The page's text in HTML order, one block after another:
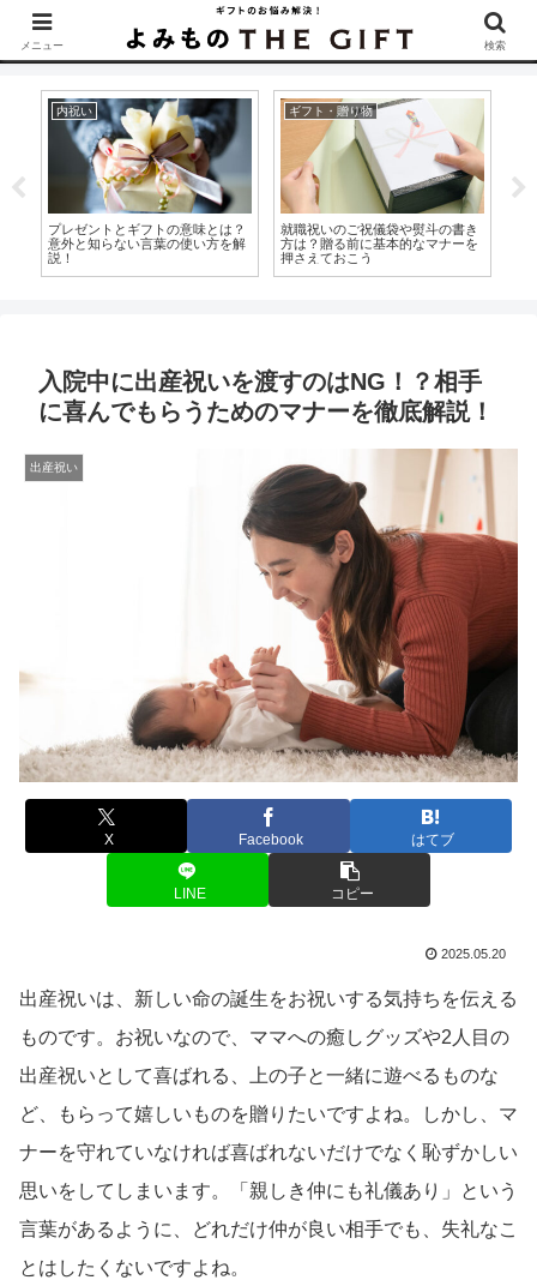
▶︎カタログギフトを探すなら『ソムリエ＠ギフト』をCheck！
ギフト・贈り物
お餞別とは？言葉の意味とプレゼ
ントする時のマナーやおすすめア
イテムを紹介！
ギフト・贈り物
結婚祝いで喜ばれるのは現金？贈
る相手別の金額の相場を紹介！
入院中に出産祝いを渡すのはNG！？相手
に喜んでもらうためのマナーを徹底解説！
出産祝い
X Facebook はてブ
LINE コピー
2025.05.20
出産祝いは、新しい命の誕生をお祝いする気持ちを伝える
ものです。お祝いなので、ママへの癒しグッズや2人目の
出産祝いとして喜ばれる、上の子と一緒に遊べるものな
ど、もらって嬉しいものを贈りたいですよね。しかし、マ
ナーを守れていなければ喜ばれないだけでなく恥ずかしい
思いをしてしまいます。「親しき仲にも礼儀あり」という
言葉があるように、どれだけ仲が良い相手でも、失礼なこ
とはしたくないですよね。
メニュー 検索